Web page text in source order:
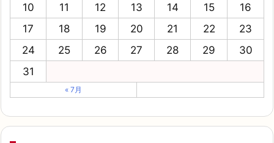
10
11 12 13 14 15
16
17
18 19 20 21 22
23
24
25 26 27 28 29
30
31
« 7月